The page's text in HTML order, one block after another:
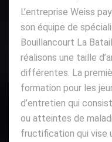
L’entreprise Weiss
son équipe de
Bouillancourt La
réalisons une taille
différentes. La
formation pour les
d’entretien qui
ou atteintes de
fructification qui vise